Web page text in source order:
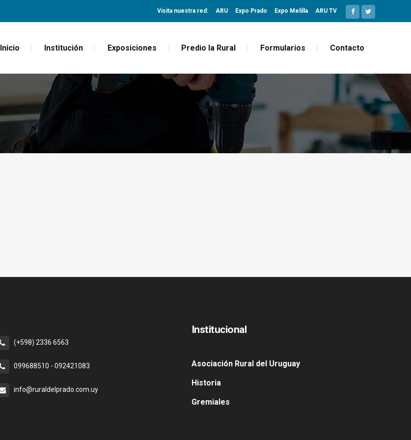
Visita nuestra red: ARU Expo Prado Expo Melilla ARU TV
Inicio Institución Exposiciones Predio la Rural Formularios Contacto
(+598) 2336 6563
099688510 - 092421083
info@ruraldelprado.com.uy
Institucional
Asociación Rural del Uruguay
Historia
Gremiales